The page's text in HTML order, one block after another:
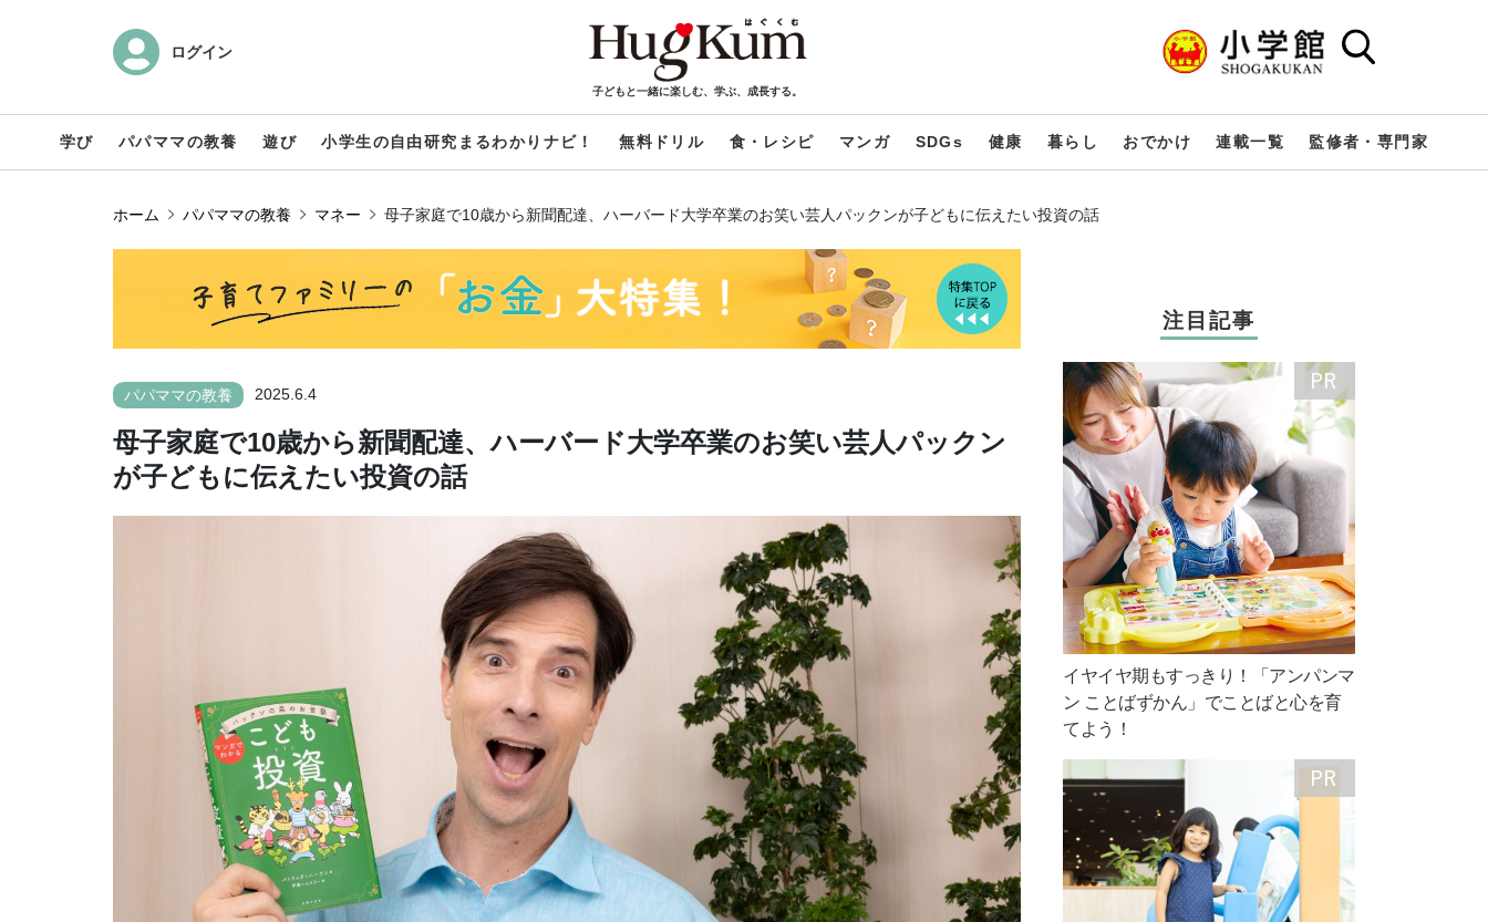
ログイン
子どもと一緒に楽しむ、学ぶ、成長する。
学び パパママの教養 遊び 小学生の自由研究まるわかりナビ！ 無料ドリル 食・レシピ マンガ SDGs 健康 暮らし おでかけ 連載一覧 監修者・専門家
ホーム パパママの教養 マネー 母子家庭で10歳から新聞配達、ハーバード大学卒業のお笑い芸人パックンが子どもに伝えたい投資の話
パパママの教養 2025.6.4
母子家庭で10歳から新聞配達、ハーバード大学卒業のお笑い芸人パックン
が子どもに伝えたい投資の話
注目記事
イヤイヤ期もすっきり！「アンパンマ
ン ことばずかん」でことばと心を育
てよう！